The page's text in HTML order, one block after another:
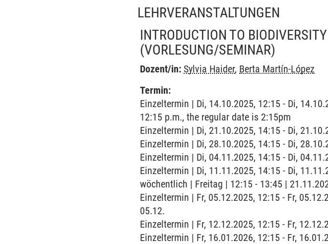
LEHRVERANSTALTUNGEN
INTRODUCTION TO
(VORLESUNG/SEMINAR)
Dozent/in: Sylvia Haider, Berta Martín-López
Termin:
Einzeltermin | Di, 14.10.2025, 12:15 - Di,
12:15 p.m., the regular date is 2:15pm
Einzeltermin | Di, 21.10.2025, 14:15 - Di,
Einzeltermin | Di, 28.10.2025, 14:15 - Di,
Einzeltermin | Di, 04.11.2025, 14:15 - Di,
Einzeltermin | Di, 11.11.2025, 14:15 - Di,
wöchentlich | Freitag | 12:15 - 13:45 |
Einzeltermin | Fr, 05.12.2025, 12:15 - Fr,
05.12.
Einzeltermin | Fr, 12.12.2025, 12:15 - Fr,
Einzeltermin | Fr, 16.01.2026, 12:15 - Fr,